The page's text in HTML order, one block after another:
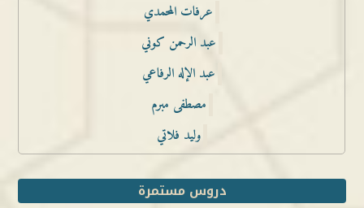
عرفات المحمدي
عبد الرحمن كوني
عبد الإله الرفاعي
مصطفى مبرم
وليد فلاتي
دروس مستمرة